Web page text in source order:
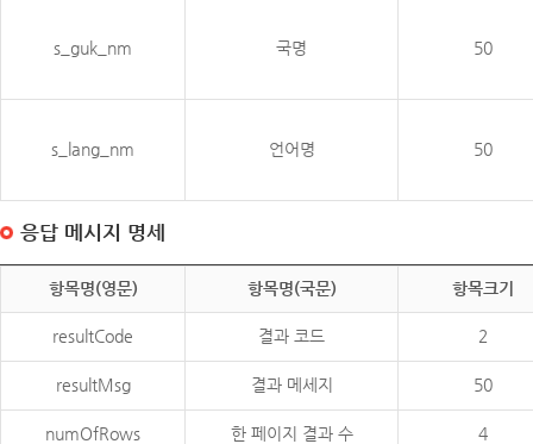
s_guk_nm 국명 50
s_lang_nm 언어명 50
응답 메시지 명세
항목명(영문) 항목명(국문) 항목크기
resultCode 결과 코드 2
resultMsg 결과 메세지 50
numOfRows 한 페이지 결과 수 4